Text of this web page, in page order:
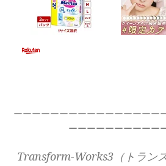
ーーーーーーーーーーーーーーーー
ーーーーーーーーーー
Transform-Works3（トラン